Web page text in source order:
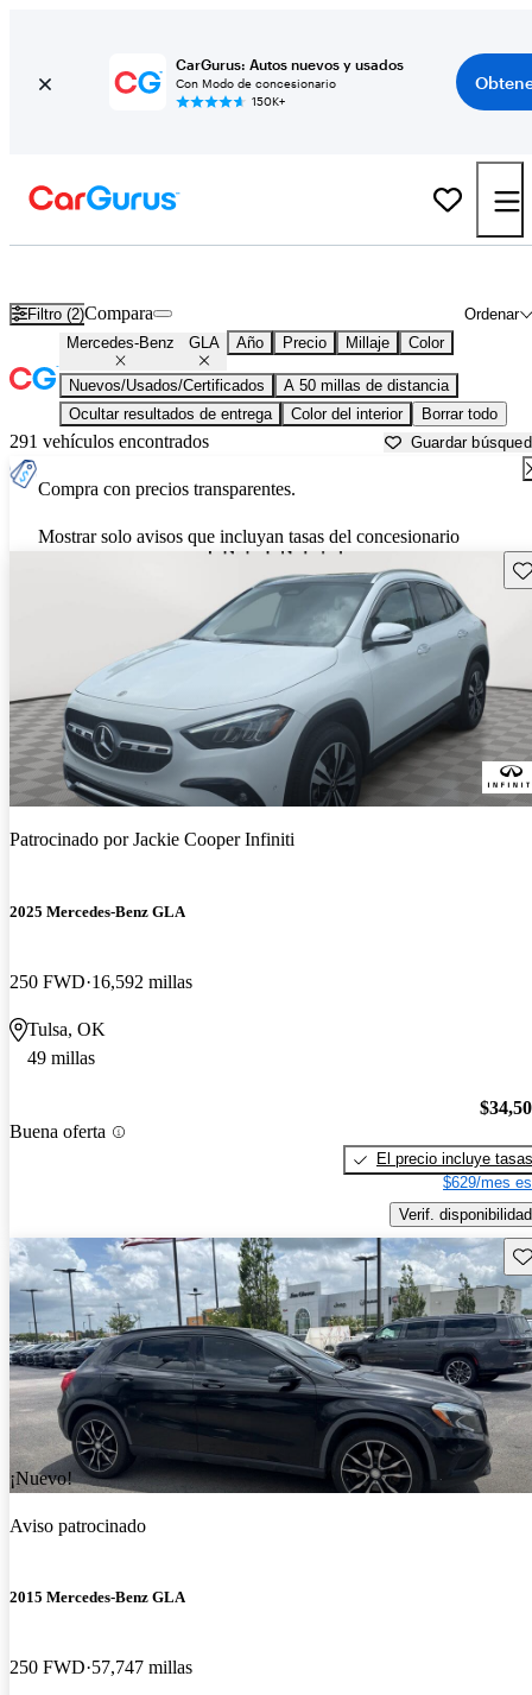
CarGurus: Autos nuevos y usados
Con Modo de concesionario
150K+
Filtro (2) Ordenar
Compara
Mercedes-Benz GLA Año Precio Millaje Color
Nuevos/Usados/Certificados
A 50 millas de distancia
Ocultar resultados de entrega
Color del interior Borrar todo
291 vehículos encontrados Guardar
Compra con precios transparentes.
Mostrar solo avisos que incluyan tasas del concesionario
Patrocinado porJackie Cooper Infiniti
2025 Mercedes-Benz GLA
250 FWD 16,592 millas
Tulsa, OK
49 millas
Buena oferta
El precio incluye tasas
$629/mes
Verif. disponibilidad
¡Nuevo!
Aviso patrocinado
2015 Mercedes-Benz GLA
250 FWD 57,747 millas